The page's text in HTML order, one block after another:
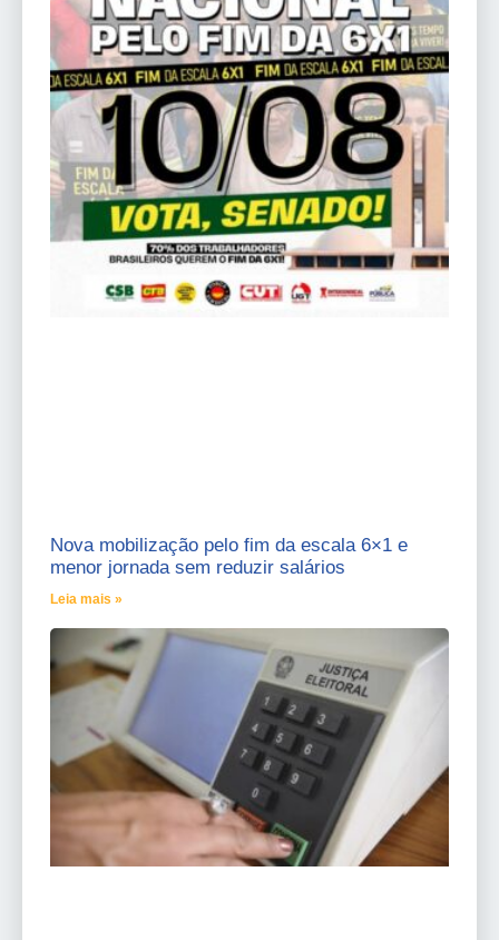
Nova mobilização pelo fim da escala 6×1 e
menor jornada sem reduzir salários
Leia mais »